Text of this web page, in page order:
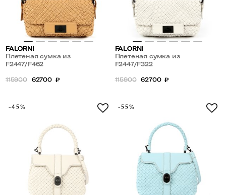
FALORNI
Плетеная сумка из
натуральной кожи
F2447/F462
115900 62700 ₽
FALORNI
Плетеная сумка из
натуральной кожи
F2447/F322
115900 62700 ₽
-45% -55%